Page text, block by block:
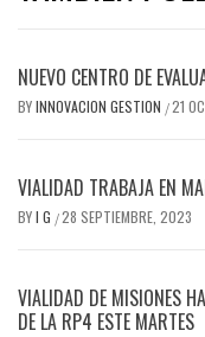
NUEVO CENTRO DE
BYINNOVACION GESTION /21
VIALIDAD TRABAJA EN
BYI G /28 SEPTIEMBRE, 2023
VIALIDAD DE MISIONES
DE LA RP4 ESTE MARTES